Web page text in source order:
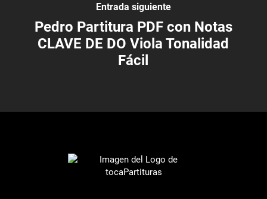
Entrada siguiente
Pedro Partitura PDF con Notas
CLAVE DE DO Viola Tonalidad
Fácil